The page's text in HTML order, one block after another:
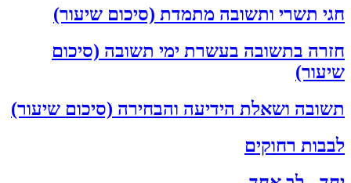
חגי תשרי ותשובה מתמדת (סיכום שיעור)
חזרה בתשובה בעשרת ימי תשובה (סיכום
שיעור)
תשובה ושאלת הידיעה והבחירה (סיכום שיעור)
לבבות רחוקים